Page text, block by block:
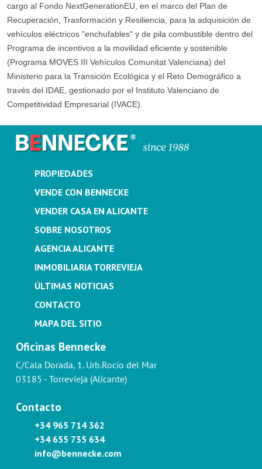
cargo al Fondo NextGenerationEU, en el marco del Plan de
Recuperación, Trasformación y Resiliencia, para la adquisición de
vehículos eléctricos "enchufables" y de pila combustible dentro del
Programa de incentivos a la movilidad eficiente y sostenible
(Programa MOVES III Vehículos Comunitat Valenciana) del
Ministerio para la Transición Ecológica y el Reto Demográfico a
través del IDAE, gestionado por el Instituto Valenciano de
Competitividad Empresarial (IVACE).
PROPIEDADES
VENDE CON BENNECKE
VENDER CASA EN ALICANTE
SOBRE NOSOTROS
AGENCIA ALICANTE
INMOBILIARIA TORREVIEJA
ÚLTIMAS NOTICIAS
CONTACTO
MAPA DEL SITIO
Oficinas Bennecke
C/Cala Dorada, 1. Urb.Rocío del Mar
03185 - Torrevieja (Alicante)
Contacto
+34 965 714 362
+34 655 735 634
info@bennecke.com